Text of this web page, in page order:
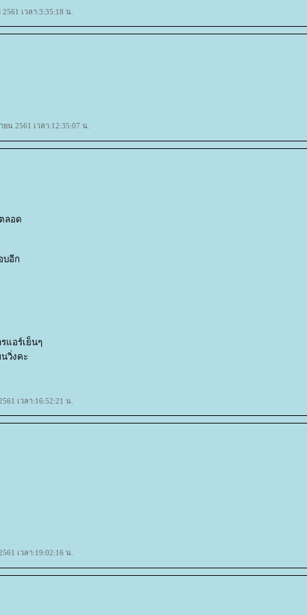
เวลา:3:35:18 น.
น 2561 เวลา:12:35:07 น.
ลอด
บอีก
แอร์เย็นๆ
วิ่งคะ
เวลา:16:52:21 น.
เวลา:19:02:16 น.